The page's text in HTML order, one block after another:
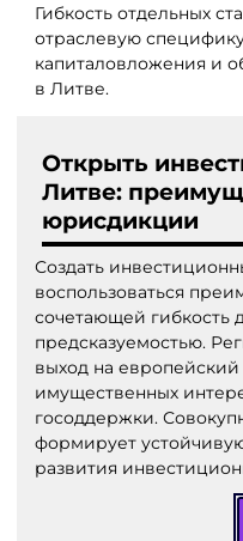
Гибкость отдельных
отраслевую
капиталовложения и
в Литве.
Открыть
Литве:
юрисдикции
Создать
воспользоваться
сочетающей гибкость
предсказуемостью.
выход на
имущественных
госоддержки.
формирует
развития